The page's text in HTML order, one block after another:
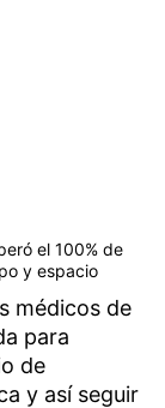
el 100% de
y espacio
médicos de
para
de
y así seguir